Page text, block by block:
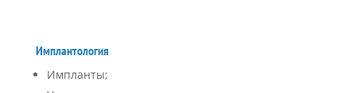
Имплантология
Импланты;